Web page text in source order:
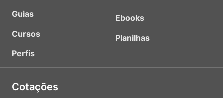
Guias
Cursos
Perfis
Ebooks
Planilhas
Cotações